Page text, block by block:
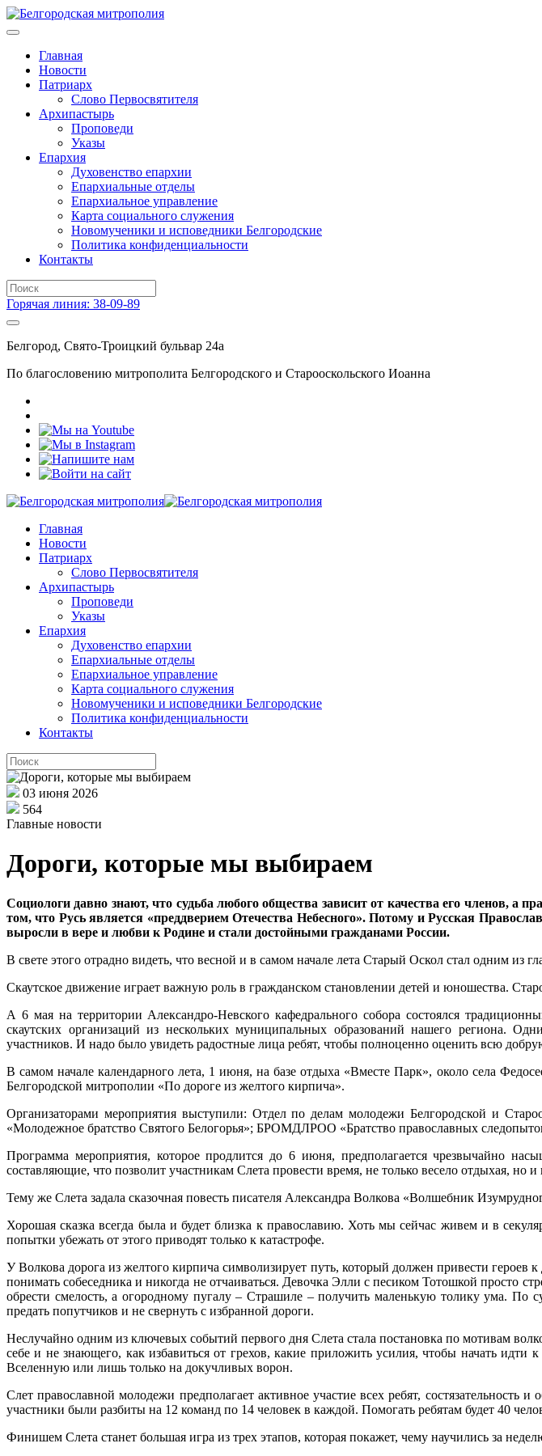
Главная
Новости
Патриарх
Слово Первосвятителя
Архипастырь
Проповеди
Указы
Епархия
Духовенство епархии
Епархиальные отделы
Епархиальное управление
Карта социального служения
Новомученики и исповедники Белгородские
Политика конфиденциальности
Контакты
Горячая линия: 38-09-89
Белгород, Свято-Троицкий бульвар 24а
По благословению митрополита Белгородского и Старооскольского Иоанна
Главная
Новости
Патриарх
Слово Первосвятителя
Архипастырь
Проповеди
Указы
Епархия
Духовенство епархии
Епархиальные отделы
Епархиальное управление
Карта социального служения
Новомученики и исповедники Белгородские
Политика конфиденциальности
Контакты
03 июня 2026
564
Главные новости
Дороги, которые мы выбираем
Социологи давно знают, что судьба любого общества зависит от качества его членов, а
том, что Русь является «преддверием Отечества Небесного». Потому и Русская
выросли в вере и любви к Родине и стали достойными гражданами России.
В свете этого отрадно видеть, что весной и в самом начале лета Старый Оскол стал одним из
Скаутское движение играет важную роль в гражданском становлении детей и юношества.
А 6 мая на территории Александро-Невского кафедрального собора состоялся
скаутских организаций из нескольких муниципальных образований нашего региона.
участников. И надо было увидеть радостные лица ребят, чтобы полноценно оценить всю
В самом начале календарного лета, 1 июня, на базе отдыха «Вместе Парк», около села
Белгородской митрополии «По дороге из желтого кирпича».
Организаторами мероприятия выступили: Отдел по делам молодежи Белгородской и
«Молодежное братство Святого Белогорья»; БРОМДЛРОО «Братство православных
Программа мероприятия, которое продлится до 6 июня, предполагается чрезвычайно
составляющие, что позволит участникам Слета провести время, не только весело отдыхая, но
Тему же Слета задала сказочная повесть писателя Александра Волкова «Волшебник
Хорошая сказка всегда была и будет близка к православию. Хоть мы сейчас живем и в
попытки убежать от этого приводят только к катастрофе.
У Волкова дорога из желтого кирпича символизирует путь, который должен привести героев
понимать собеседника и никогда не отчаиваться. Девочка Элли с песиком Тотошкой просто
обрести смелость, а огородному пугалу – Страшиле – получить маленькую толику ума.
предать попутчиков и не свернуть с избранной дороги.
Неслучайно одним из ключевых событий первого дня Слета стала постановка по мотивам
себе и не знающего, как избавиться от грехов, какие приложить усилия, чтобы начать
Вселенную или лишь только на докучливых ворон.
Слет православной молодежи предполагает активное участие всех ребят, состязательность
участники были разбиты на 12 команд по 14 человек в каждой. Помогать ребятам будет 40
Финишем Слета станет большая игра из трех этапов, которая покажет, чему научились за